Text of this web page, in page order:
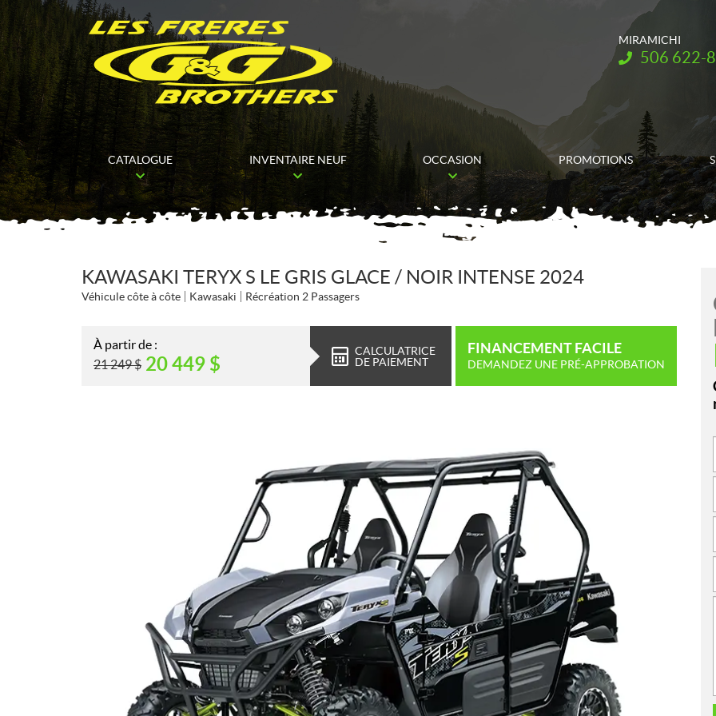
MIRAMICHI
Téléphone :
506 622-
CATALOGUE INVENTAIRE NEUF OCCASION PROMOTIONS
KAWASAKI TERYX S LE GRIS GLACE / NOIR INTENSE 2024
Véhicule côte à côte Kawasaki Récréation 2 Passagers
À partir de :
21 249$ 20 449 $
CALCULATRICE
DE PAIEMENT
FINANCEMENT FACILE
DEMANDEZ UNE PRÉ-APPROBATION